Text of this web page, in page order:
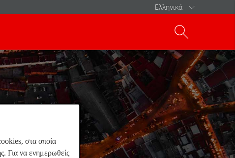
Ελληνικά
English
στα οποία
Για να ενημερωθείς